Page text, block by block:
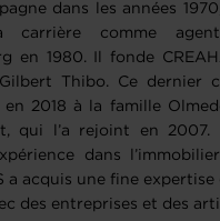
dans les années
carrière comme
en 1980. Il fonde
Thibo. Ce dernier
en 2018 à la famille
qui l’a rejoint en 2007.
dans
a acquis une fine
des entreprises et des